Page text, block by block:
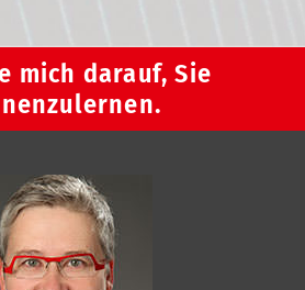
mich darauf, Sie